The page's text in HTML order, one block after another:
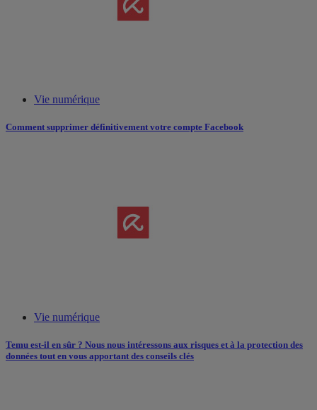
Vie numérique
Comment supprimer définitivement votre compte Facebook
Vie numérique
Temu est-il en sûr ? Nous nous intéressons aux risques et à la protection des
données tout en vous apportant des conseils clés